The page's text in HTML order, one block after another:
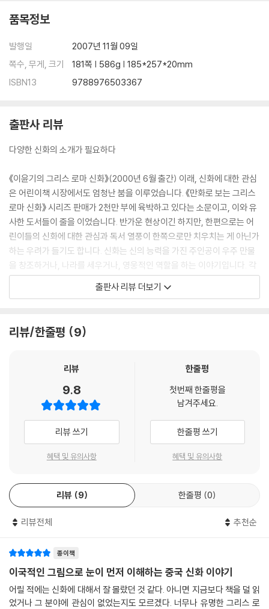
품목정보
발행일
2007년 11월 09일
쪽수, 무게, 크기
181쪽 | 586g | 185*257*20mm
ISBN13
9788976503367
출판사 리뷰
다양한 신화의 소개가 필요하다
《이윤기의 그리스 로마 신화》(2000년 6월 출간) 이래, 신화에 대한 관심
은 어린이책 시장에서도 엄청난 붐을 이루었습니다. 《만화로 보는 그리스
로마 신화》 시리즈 판매가 2천만 부에 육박하고 있다는 소문이고, 이와 유
사한 도서들이 줄을 이었습니다. 반가운 현상이긴 하지만, 한편으로는 어
린이들의 신화에 대한 관심과 독서 열풍이 한쪽으로만 치우치는 게 아닌가
하는 우려가 들기도 합니다. 신화는 신의 능력을 가진 주인공이 우주 만물
을 창조하거나, 나라를 세우거나, 영웅적인 역할을 하는 이야기입니다. 각
나라의 신화들은 서로 비슷한 특성을 가지면서도, 문화권에 따른 저마다의
독특한 이야기 구조를 갖추고 있습니다. 따라서 인류의 풍부한 경험과 깊
왜 중국 신화를 읽는가?
뚜렷한 국경이 없고 이동이 잦았던 고대 동북아시아의 신화들은 비슷한 요
소가 참 많습니다. 혼돈과 어둠이 지배하던 때에 잠에서 깨어나 하늘과 땅
을 가른 반고가 알에서 나온 이야기, 고구려 건국신화에서 주몽의 외할아
버지인 하백이 중국 황하의 신이기도 하다는 유사성, 그리고 ‘견우와 직녀’
같은 것도 그런 경우입니다. 하지만 한 곳에 고여 있지 않고 서로 영향을 주
공통점이나 차이들을 배타적으로 밀어내거나 아전인수 격으로만 해석할
필요는 없을 것 같습니다. 이보다는 거대한 자연의 힘 앞에서 인간이 느끼
는 경외심과 신비감을 상상력으로 풀어내고 구성한 이야기가 신화라는 점
을 받아들이면서, 우리의 삶을 보다 넓고 깊게 해석할 수 있는 열린 관점이
이웃이자 선의의 경쟁을 하고 있는 중국의 문화와 역사를 이해하는 데 이
책이 작은 징검다리가 되어 주리라 믿습니다.
드넓은 땅과 수많은 인구, 다양한 민족의 나라
출판사 리뷰 더보기
리뷰/한줄평 9
리뷰
9.8
리뷰 쓰기
혜택 및 유의사항
한줄평
첫번째 한줄평을
남겨주세요.
한줄평 쓰기
혜택 및 유의사항
리뷰 9 한줄평 0
리뷰전체 추천순
종이책
이국적인 그림으로 눈이 먼저 이해하는 중국 신화 이야기
어릴 적에는 신화에 대해서 잘 몰랐던 것 같다. 아니면 지금보다 책을 덜 읽
었거나 그 분야에 관심이 없었는지도 모르겠다. 너무나 유명한 그리스 로